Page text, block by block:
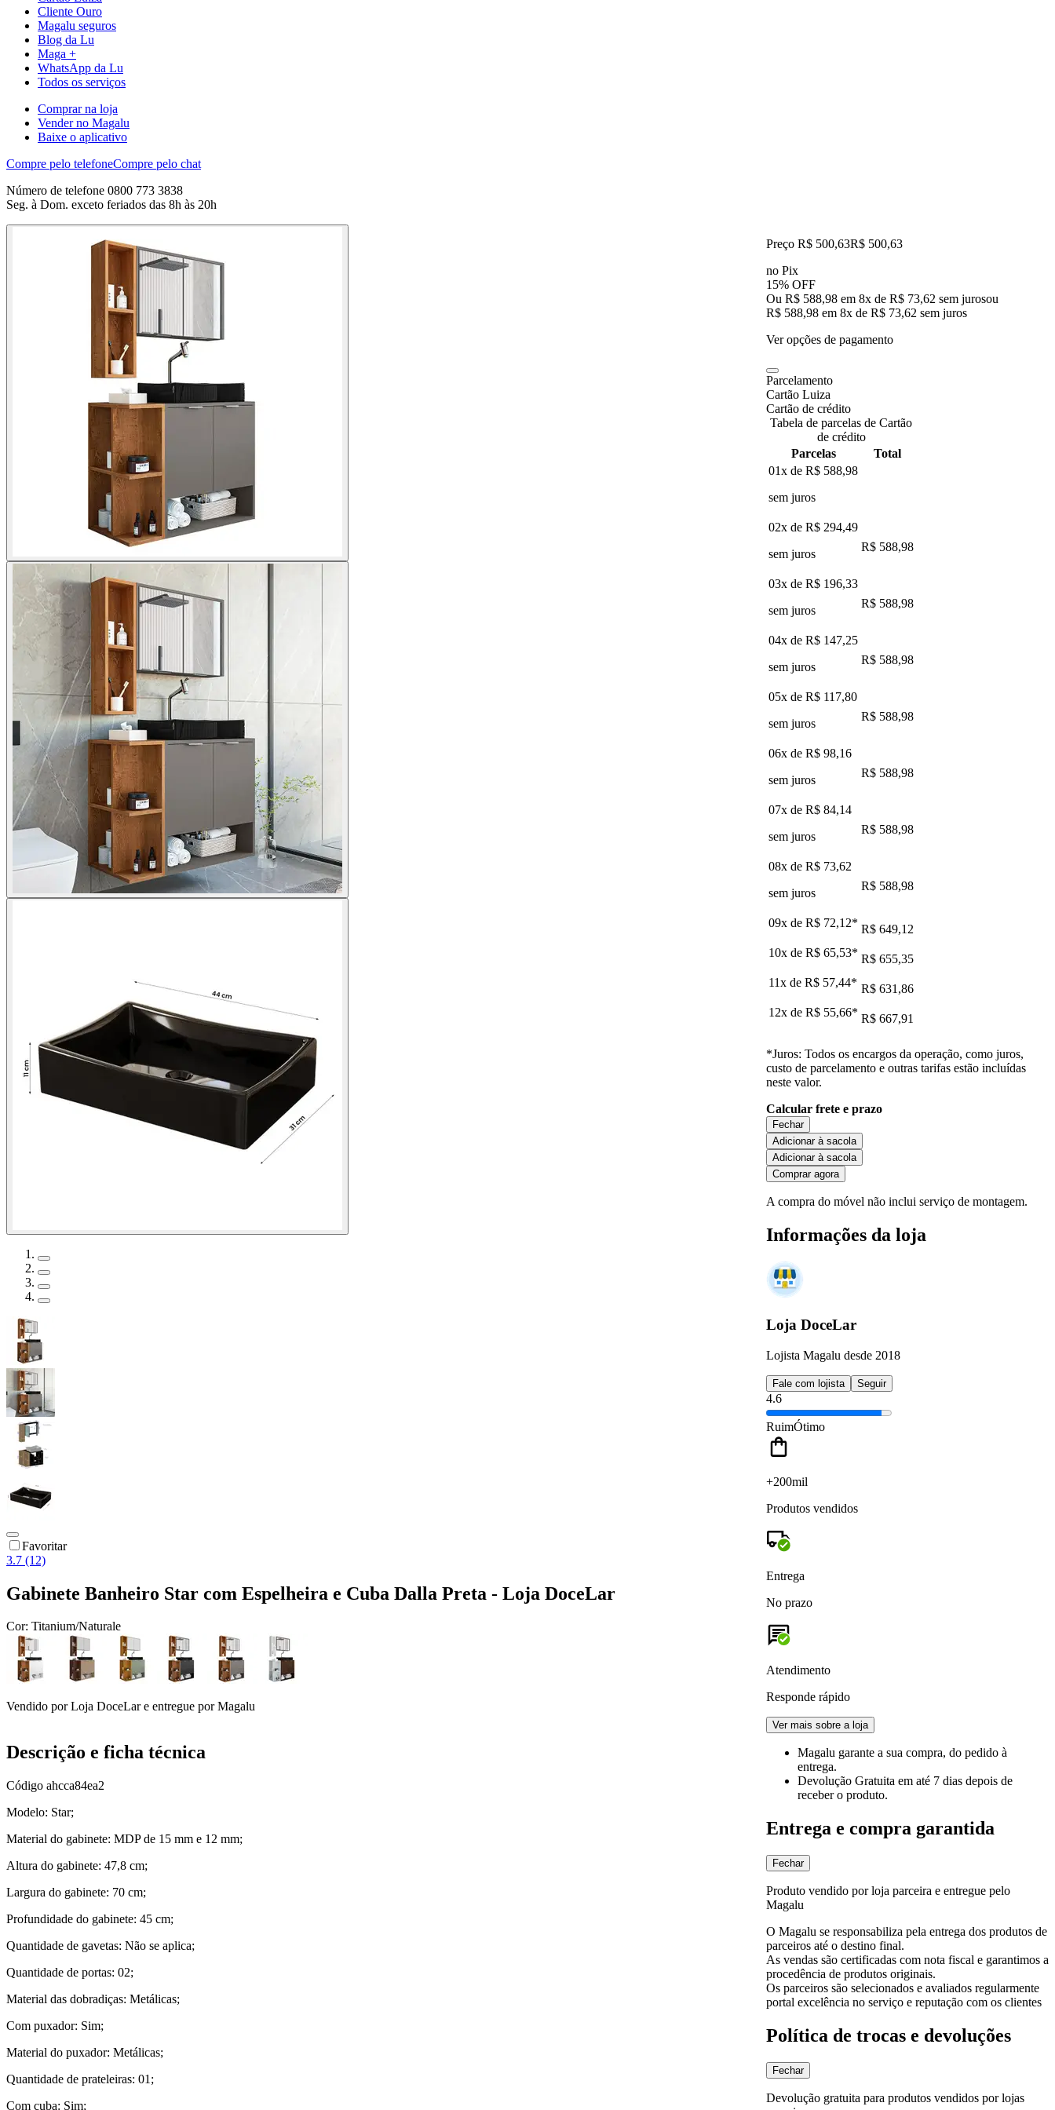
Cliente Ouro
Magalu seguros
Blog da Lu
Maga +
WhatsApp da Lu
Todos os serviços
Comprar na loja
Vender no Magalu
Baixe o aplicativo
Compre pelo telefoneCompre pelo chat
Número de telefone 0800 773 3838
Seg. à Dom. exceto feriados das 8h às 20h
Favoritar
3.7 (12)
Gabinete Banheiro Star com Espelheira e Cuba Dalla Preta - Loja DoceLar
Cor: Titanium/Naturale
Vendido porLoja DoceLare entregue por Magalu
Preço R$ 500,63R$ 500,63
no Pix
15% OFF
Ou R$ 588,98 em 8x de R$ 73,62 sem jurosou
R$ 588,98 em 8x de R$ 73,62 sem juros
Ver opções de pagamento
Parcelamento
Cartão Luiza
Cartão de crédito
Tabela de parcelas de Cartão
de crédito
Parcelas
Total
01x de R$ 588,98
sem juros
02x de R$ 294,49
sem juros
R$ 588,98
03x de R$ 196,33
sem juros
R$ 588,98
04x de R$ 147,25
sem juros
R$ 588,98
05x de R$ 117,80
sem juros
R$ 588,98
06x de R$ 98,16
sem juros
R$ 588,98
07x de R$ 84,14
sem juros
R$ 588,98
08x de R$ 73,62
sem juros
R$ 588,98
09x de R$ 72,12* R$ 649,12
10x de R$ 65,53* R$ 655,35
11x de R$ 57,44* R$ 631,86
12x de R$ 55,66* R$ 667,91
*Juros: Todos os encargos da operação, como juros,
custo de parcelamento e outras tarifas estão incluídas
neste valor.
Calcular frete e prazo
Fechar
Adicionar à sacola
Adicionar à sacola
Comprar agora
A compra do móvel não inclui serviço de montagem.
Informações da loja
Loja DoceLar
Lojista Magalu desde 2018
Fale com lojista Seguir
4.6
RuimÓtimo
+200mil
Produtos vendidos
Entrega
No prazo
Atendimento
Responde rápido
Ver mais sobre a loja
Magalu garante a sua compra, do pedido à
entrega.
Devolução Gratuita em até 7 dias depois de
receber o produto.
Entrega e compra garantida
Fechar
Produto vendido por loja parceira e entregue pelo
Magalu
O Magalu se responsabiliza pela entrega dos produtos de
parceiros até o destino final.
As vendas são certificadas com nota fiscal e garantimos a
procedência de produtos originais.
Os parceiros são selecionados e avaliados regularmente
portal excelência no serviço e reputação com os clientes
Política de trocas e devoluções
Fechar
Devolução gratuita para produtos vendidos por lojas
Descrição e ficha técnica
Código ahcca84ea2
Modelo: Star;
Material do gabinete: MDP de 15 mm e 12 mm;
Altura do gabinete: 47,8 cm;
Largura do gabinete: 70 cm;
Profundidade do gabinete: 45 cm;
Quantidade de gavetas: Não se aplica;
Quantidade de portas: 02;
Material das dobradiças: Metálicas;
Com puxador: Sim;
Material do puxador: Metálicas;
Quantidade de prateleiras: 01;
Com cuba: Sim;